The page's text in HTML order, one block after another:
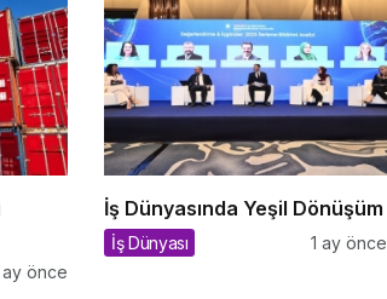
ay önce
İş Dünyasında Yeşil Dönüşüm
İş Dünyası 1 ay önce